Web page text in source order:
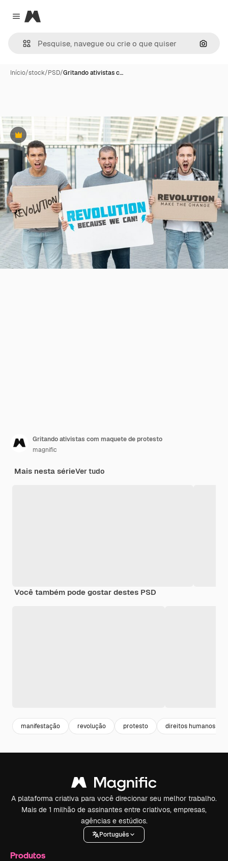
Close menu
Magnific
Início/stock/PSD/Gritando ativistas c…
Premium
Gritando ativistas com maquete de protesto
magnific
Mais nesta sérieVer tudo
Você também pode gostar destes PSD
manifestação revolução protesto direitos humanos
A plataforma criativa para você direcionar seu melhor trabalho.
Mais de 1 milhão de assinantes entre criativos, empresas,
agências e estúdios.
Português
Produtos